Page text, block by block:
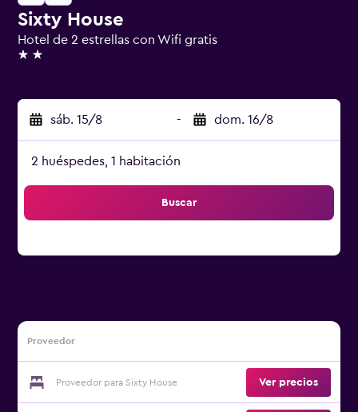
Sixty House
Hotel de 2 estrellas con Wifi gratis
2 estrellas
sáb. 15/8 - dom. 16/8
2 huéspedes, 1 habitación
Buscar
Proveedor
Proveedor para Sixty House Ver precios